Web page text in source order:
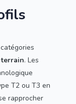
terrain. Les
T2 ou T3 en
rapprocher